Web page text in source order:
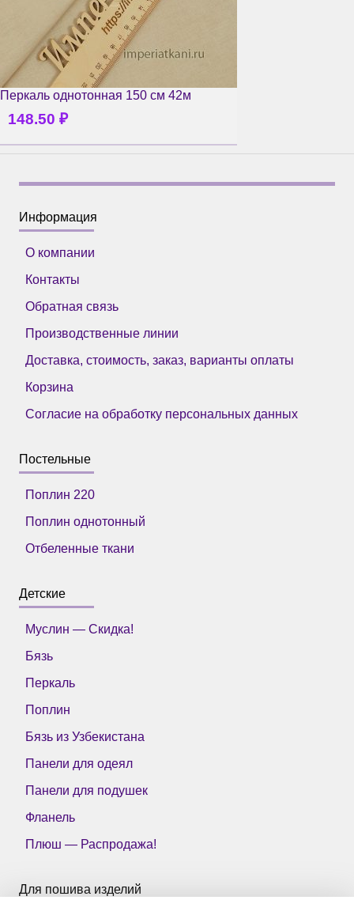
Перкаль однотонная 150 см 42м
148.50 ₽
Информация
О компании
Контакты
Обратная связь
Производственные линии
Доставка, стоимость, заказ, варианты оплаты
Корзина
Согласие на обработку персональных данных
Постельные
Поплин 220
Поплин однотонный
Отбеленные ткани
Детские
Муслин — Скидка!
Бязь
Перкаль
Поплин
Бязь из Узбекистана
Панели для одеял
Панели для подушек
Фланель
Плюш — Распродажа!
Для пошива изделий